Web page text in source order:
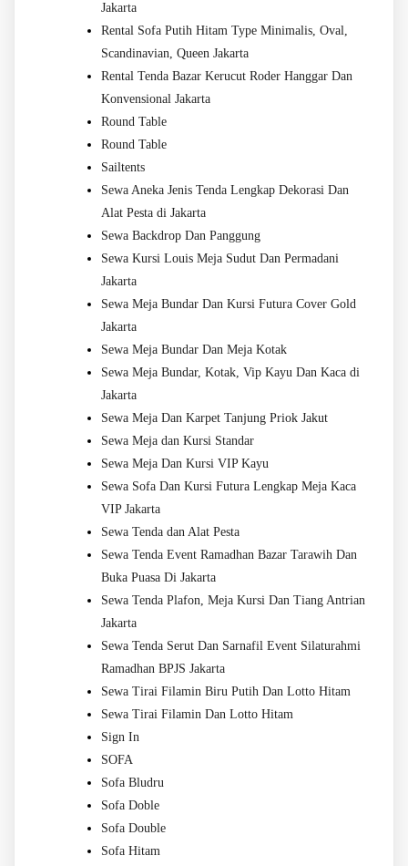
Jakarta
Rental Sofa Putih Hitam Type Minimalis, Oval,
Scandinavian, Queen Jakarta
Rental Tenda Bazar Kerucut Roder Hanggar Dan
Konvensional Jakarta
Round Table
Round Table
Sailtents
Sewa Aneka Jenis Tenda Lengkap Dekorasi Dan
Alat Pesta di Jakarta
Sewa Backdrop Dan Panggung
Sewa Kursi Louis Meja Sudut Dan Permadani
Jakarta
Sewa Meja Bundar Dan Kursi Futura Cover Gold
Jakarta
Sewa Meja Bundar Dan Meja Kotak
Sewa Meja Bundar, Kotak, Vip Kayu Dan Kaca di
Jakarta
Sewa Meja Dan Karpet Tanjung Priok Jakut
Sewa Meja dan Kursi Standar
Sewa Meja Dan Kursi VIP Kayu
Sewa Sofa Dan Kursi Futura Lengkap Meja Kaca
VIP Jakarta
Sewa Tenda dan Alat Pesta
Sewa Tenda Event Ramadhan Bazar Tarawih Dan
Buka Puasa Di Jakarta
Sewa Tenda Plafon, Meja Kursi Dan Tiang Antrian
Jakarta
Sewa Tenda Serut Dan Sarnafil Event Silaturahmi
Ramadhan BPJS Jakarta
Sewa Tirai Filamin Biru Putih Dan Lotto Hitam
Sewa Tirai Filamin Dan Lotto Hitam
Sign In
SOFA
Sofa Bludru
Sofa Doble
Sofa Double
Sofa Hitam